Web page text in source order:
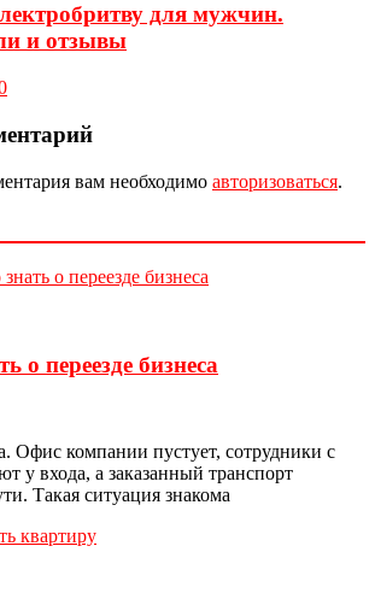
для мужчин.
и отзывы
вам необходимо авторизоваться.
о переезде бизнеса
Офис компании пустует, сотрудники с
у входа, а заказанный транспорт
Такая ситуация знакома